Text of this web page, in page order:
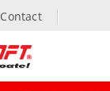
Contact